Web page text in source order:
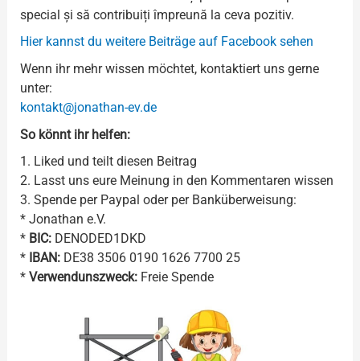
special și să contribuiți împreună la ceva pozitiv.
Hier kannst du weitere Beiträge auf Facebook sehen
Wenn ihr mehr wissen möchtet, kontaktiert uns gerne
unter:
kontakt@jonathan-ev.de
So könnt ihr helfen:
1. Liked und teilt diesen Beitrag
2. Lasst uns eure Meinung in den Kommentaren wissen
3. Spende per Paypal oder per Banküberweisung:
* Jonathan e.V.
* BIC:DENODED1DKD
* IBAN:DE38 3506 0190 1626 7700 25
* Verwendunszweck:Freie Spende